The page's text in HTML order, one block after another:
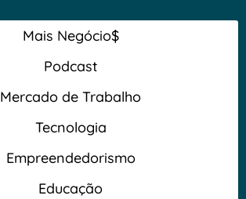
Mais Negócio$
Podcast
Mercado de Trabalho
Tecnologia
Empreendedorismo
Educação